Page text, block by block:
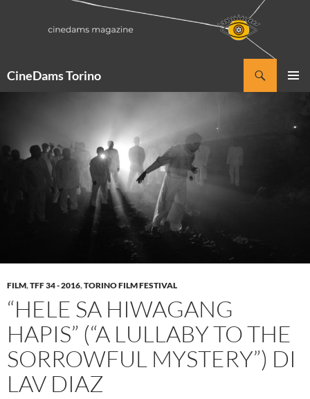
CineDams Torino
FILM,TFF 34 - 2016,TORINO FILM FESTIVAL
“HELE SA HIWAGANG
HAPIS” (“A LULLABY TO THE
SORROWFUL MYSTERY”) DI
LAV DIAZ